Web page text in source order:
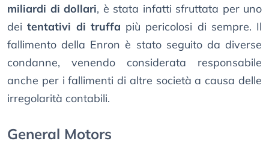
miliardi di dollari, è stata infatti sfruttata per uno
deitentativi di truffa più pericolosi di sempre. Il
fallimento della Enron è stato seguito da diverse
condanne, venendo considerata responsabile
anche per i fallimenti di altre società a causa delle
irregolarità contabili.
General Motors